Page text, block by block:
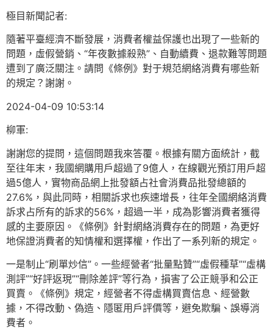
極目新聞記者:
隨著平臺經濟不斷發展，消費者權益保護也出現了一些新的
問題，虛假營銷、“年夜數據殺熟”、自動續費、退款難等問題
遭到了廣泛關注。請問《條例》對于規范網絡消費有哪些新
的規定？謝謝。
2024-04-09 10:53:14
柳軍:
謝謝您的提問，這個問題我來答覆。根據有關方面統計，截
至往年末，我國網購用戶超過了9億人，在線觀光預訂用戶超
過5億人，實物商品網上批發額占社會消費品批發總額的
27.6%，與此同時，相關訴求也疾速增長，往年全國網絡消費
訴求占所有的訴求的56%，超過一半，成為影響消費者獲得
感的主要原因。《條例》針對網絡消費存在的問題，為更好
地保證消費者的知情權和選擇權，作出了一系列新的規定。
一是制止“刷單炒信”。一些經營者“批量點贊”“虛假種草”“虛構
測評”“好評返現”“刪除差評”等行為，損害了公正競爭和公正
買賣。《條例》規定，經營者不得虛構買賣信息、經營數
據，不得改動、偽造、隱匿用戶評價等，避免欺騙、誤導消
費者。